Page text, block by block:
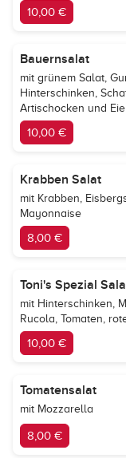
10,00 €
Bauernsalat
mit grünem Salat,
Hinterschinken,
Artischocken und
10,00 €
Krabben Salat
mit Krabben,
Mayonnaise
8,00 €
Toni's Spezial
mit Hinterschinken,
Rucola, Tomaten,
10,00 €
Tomatensalat
mit Mozzarella
8,00 €